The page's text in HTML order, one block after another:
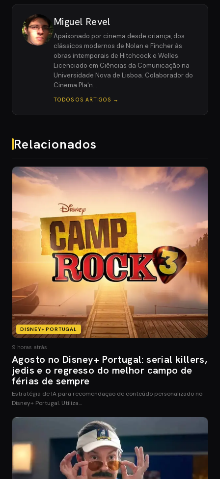
Miguel Revel
Apaixonado por cinema desde criança, dos
clássicos modernos de Nolan e Fincher às
obras intemporais de Hitchcock e Welles.
Licenciado em Ciências da Comunicação na
Universidade Nova de Lisboa. Colaborador do
Cinema Pla'n…
TODOS OS ARTIGOS →
Relacionados
DISNEY+ PORTUGAL
9 horas atrás
Agosto no Disney+ Portugal: serial killers,
jedis e o regresso do melhor campo de
férias de sempre
Estratégia de IA para recomendação de conteúdo personalizado no
Disney+ Portugal. Utiliza…